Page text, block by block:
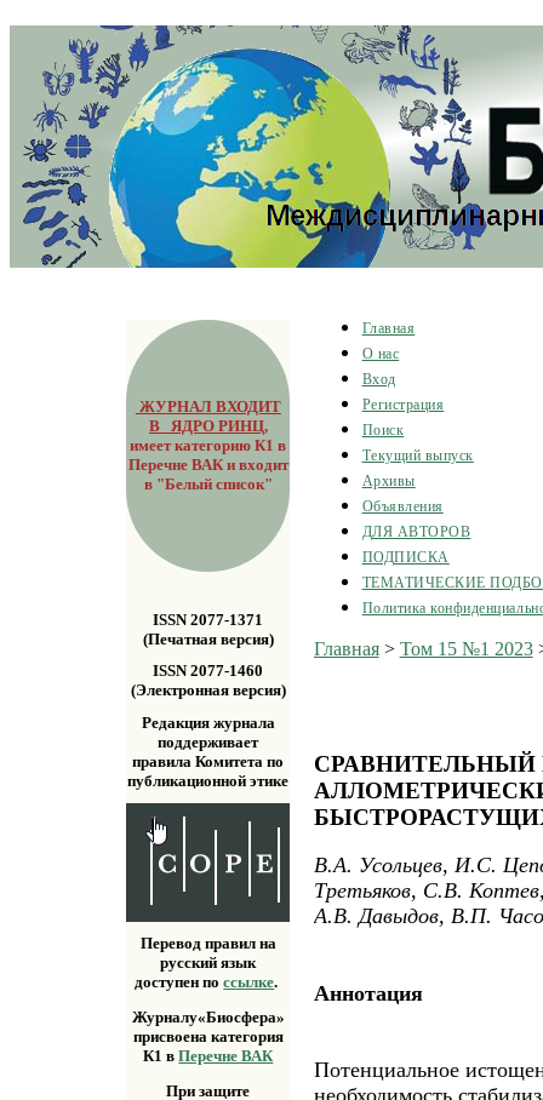
ЖУРНАЛ ВХОДИТ
В ЯДРО РИНЦ,
имеет категорию К1 в
Перечне ВАК и входит
в "Белый список"
ISSN 2077-1371
(Печатная версия)
ISSN 2077-1460
(Электронная версия)
Редакция журнала
поддерживает
правила Комитета по
публикационной этике
Перевод правил на
русский язык
доступен поссылке.
Журналу«Биосфера»
присвоена категория
К1 вПеречне ВАК
При защите
Главная
О нас
Вход
Регистрация
Поиск
Текущий выпуск
Архивы
Объявления
ДЛЯ АВТОРОВ
ПОДПИСКА
ТЕМАТИЧЕСКИЕ
Политика
Главная> Том 15 №1 2023
СРАВНИТЕЛЬНЫЙ
В.А. Усольцев, И.С.
Третьяков, С.В.
А.В. Давыдов, В.П.
Аннотация
Потенциальное
необходимость